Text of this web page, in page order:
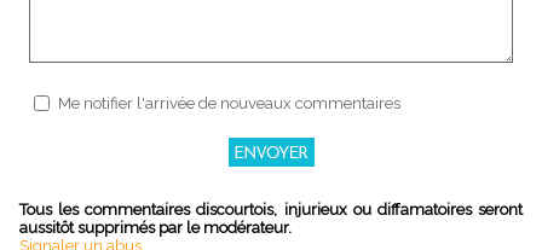
Me notifier l'arrivée de nouveaux commentaires
Tous les commentaires discourtois, injurieux ou diffamatoires seront
aussitôt supprimés par le modérateur.
Signaler un abus